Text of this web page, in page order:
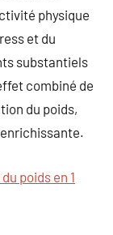
physique
et du
substantiels
combiné de
du poids,
enrichissante.
poids en 1